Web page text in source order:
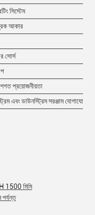
সিস্টেম
আকার
সোর্স
প্রয়োজনীয়তা
এবং ডাউনস্ট্রিম সরঞ্জাম যোগাযোগ
1500 মিমি
পর্যন্ত